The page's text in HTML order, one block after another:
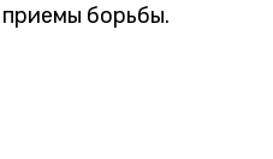
борьбы.